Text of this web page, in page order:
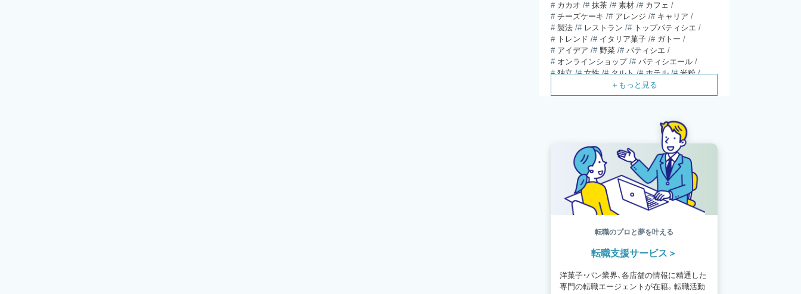
カカオ
抹茶 素材
カフェ
チーズケーキ
アレンジ
キャリア
製法
レストラン
トップパティシエ
トレンド
イタリア菓子
ガトー
アイデア
野菜
パティシエ
オンラインショップ
パティシエール
独立
女性 タルト ホテル
米粉
パウンドケーキ
ガレット・デ・ロワ
SDGs
SNS 母の日
モンブラン
パッケージ
商品開発
ブーランジェ
体験記
コンテスト 販売促進
スタッフ育成
就職活動
スイーツ
IT 業界事情
講習会
潜入レポート
クリスマス
新人パティシエ
インタビュー
アンケート
働き方
フリーランス
ウェデイングケーキ
バレンタイン
ベーカリー
工場 専門学生
アシェットデセール
資格
シェフ
フランス
オーブン担当
チョコレート
転職のプロと夢を叶える
転職支援サービス
洋菓子・パン業界、各店舗の情報に精通した
専門の転職エージェントが在籍。転職活動